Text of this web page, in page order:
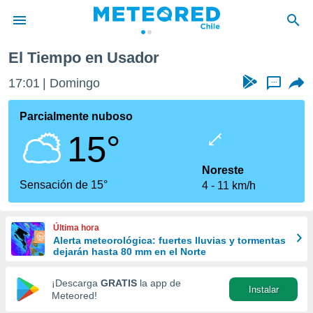
de
por
se
calidad.
a este
las
y
forma
digital
basada
El Tiempo en Usador
17:01 Domingo ...
Parcialmente nuboso
15°
Sensación de 15°
Noreste
4
11 km/h
Última hora
Alerta meteorológica: fuertes lluvias y tormentas
dejarán hasta 80 mm en el Norte
¡Descarga GRATIS la app de
Meteored!
Instalar